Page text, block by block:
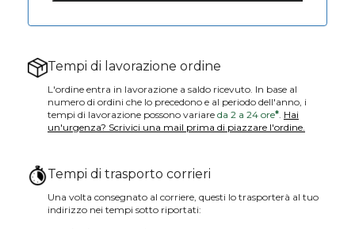
Tempi di lavorazione ordine
L'ordine entra in lavorazione a saldo ricevuto. In base al
numero di ordini che lo precedono e al periodo dell'anno, i
tempi di lavorazione possono variare da 2 a 24 ore* Hai
un'urgenza? Scrivici una mail prima di piazzare l'ordine.
Tempi di trasporto corrieri
Una volta consegnato al corriere, questi lo trasporterà al tuo
indirizzo nei tempi sotto riportati: